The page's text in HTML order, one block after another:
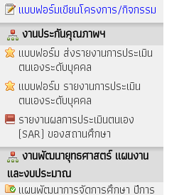
แบบฟอร์มเขียนโครงการ/กิจกรรม
งานประกันคุณภาพฯ
แบบฟอร์ม ส่งรายงานการประเมิน
ตนเองระดับบุคคล
แบบฟอร์ม รายงานการประเมิน
ตนเองระดับบุคคล
รายงานผลการประเมินตนเอง
(SAR) ของสถานศึกษา
งานพัฒนายุทธศาสตร์ แผนงาน
และงบประมาณ
แผนพัฒนาการจัดการศึกษา ปีการ